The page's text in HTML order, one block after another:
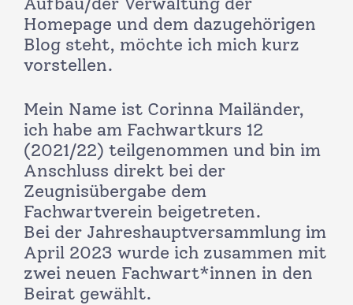
Homepage und dem dazugehörigen
Blog steht, möchte ich mich kurz
vorstellen.
Mein Name ist Corinna Mailänder,
ich habe am Fachwartkurs 12
(2021/22) teilgenommen und bin im
Anschluss direkt bei der
Zeugnisübergabe dem
Fachwartverein beigetreten.
Bei der Jahreshauptversammlung im
April 2023 wurde ich zusammen mit
zwei neuen Fachwart*innen in den
Beirat gewählt.